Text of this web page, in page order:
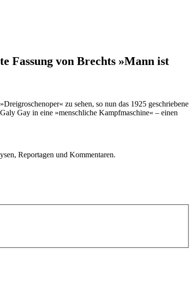
Fassung von Brechts »Mann ist
zu sehen, so nun das 1925 geschriebene
Gay in eine »menschliche Kampfmaschine« – einen
Reportagen und Kommentaren.